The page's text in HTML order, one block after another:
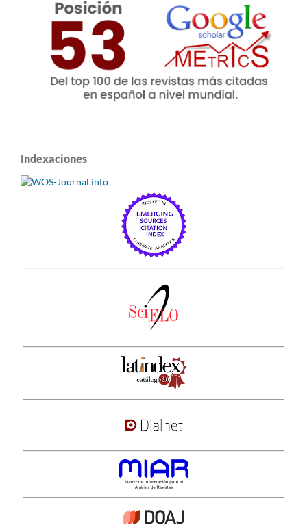
Indexaciones